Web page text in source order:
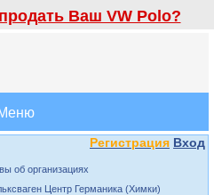
Ваш VW Polo?
Регистрация Вход
об организациях
Центр Германика (Химки)